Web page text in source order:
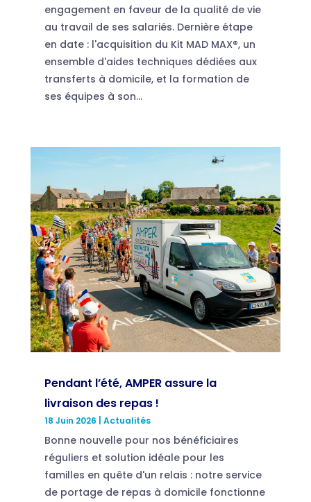
engagement en faveur de la qualité de vie
au travail de ses salariés. Dernière étape
en date : l'acquisition du Kit MAD MAX®, un
ensemble d'aides techniques dédiées aux
transferts à domicile, et la formation de
ses équipes à son...
Pendant l’été, AMPER assure la
livraison des repas !
18 Juin 2026 Actualités
Bonne nouvelle pour nos bénéficiaires
réguliers et solution idéale pour les
familles en quête d'un relais : notre service
de portage de repas à domicile fonctionne